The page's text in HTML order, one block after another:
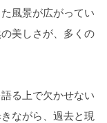
風景が広がってい
美しさが、多くの
る上で欠かせない
ながら、過去と現